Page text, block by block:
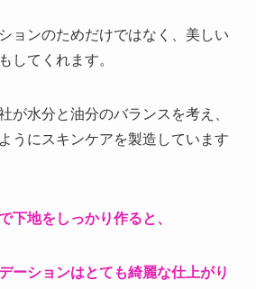
ョンのためだけではなく、美しい
してくれます。
が水分と油分のバランスを考え、
うにスキンケアを製造しています
下地をしっかり作ると、
ーションはとても綺麗な仕上がり